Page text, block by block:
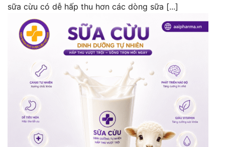
sữa cừu có dễ hấp thu hơn các dòng sữa [...]